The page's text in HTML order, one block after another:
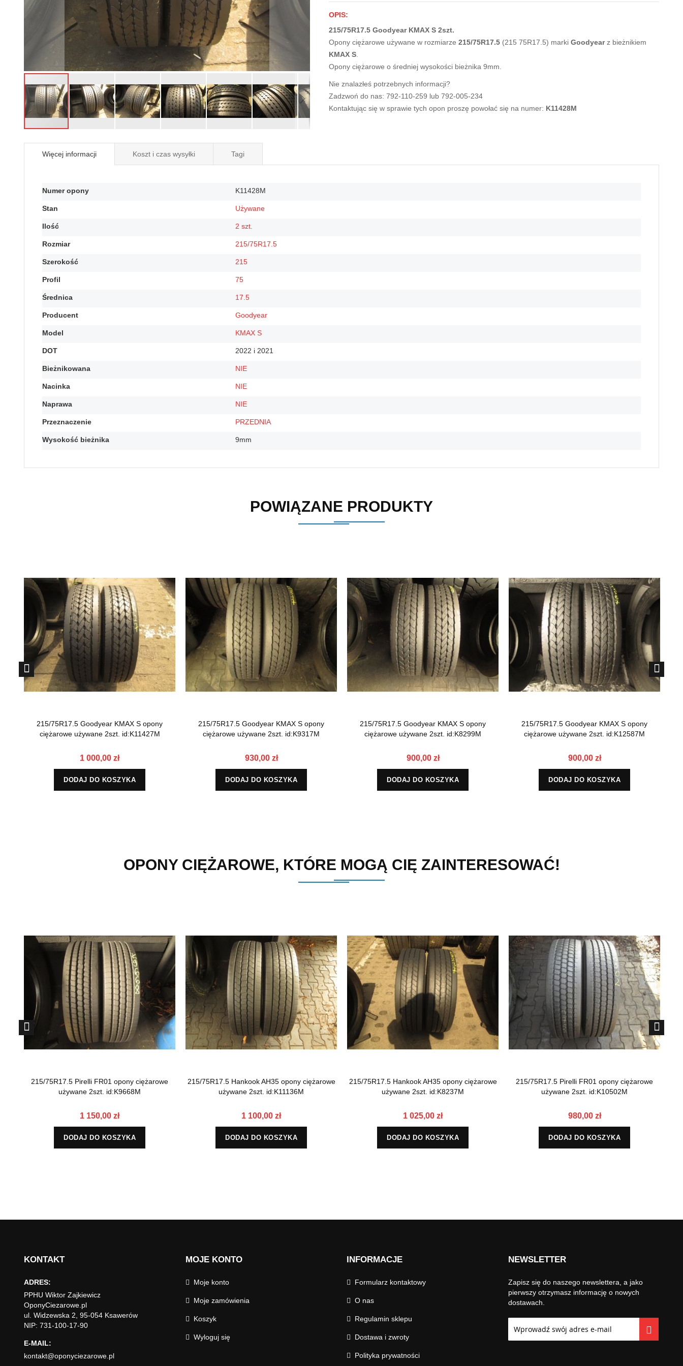
na
początek
OPIS:
215/75R17.5 Goodyear KMAX S 2szt.
Opony ciężarowe używane w rozmiarze 215/75R17.5 (215 75R17.5) marki Goodyearz bieżnikiem
KMAX S.
Opony ciężarowe o średniej wysokości bieżnika 9mm.
Nie znalazłeś potrzebnych informacji?
Zadzwoń do nas: 792-110-259 lub 792-005-234
Kontaktując się w sprawie tych opon proszę powołać się na numer: K11428M
Więcej informacji
Więcej
Numer opony K11428M
Stan Używane
Ilość 2 szt.
Rozmiar 215/75R17.5
Szerokość 215
Profil 75
Średnica 17.5
Producent Goodyear
Model KMAX S
DOT 2022 i 2021
Bieżnikowana NIE
Nacinka NIE
Naprawa NIE
Przeznaczenie PRZEDNIA
Wysokość bieżnika 9mm
Koszt i czas wysyłki Tagi
POWIĄZANE PRODUKTY
215/75R17.5 Goodyear KMAX S opony
ciężarowe używane 2szt. id:K11427M
1 000,00 zł
DODAJ DO KOSZYKA
215/75R17.5 Goodyear KMAX S opony
ciężarowe używane 2szt. id:K9317M
930,00 zł
DODAJ DO KOSZYKA
215/75R17.5 Goodyear KMAX S opony
ciężarowe używane 2szt. id:K8299M
900,00 zł
DODAJ DO KOSZYKA
215/75R17.5 Goodyear KMAX S opony
ciężarowe używane 2szt. id:K12587M
900,00 zł
DODAJ DO KOSZYKA
OPONY CIĘŻAROWE, KTÓRE MOGĄ CIĘ ZAINTERESOWAĆ!
215/75R17.5 Pirelli FR01 opony ciężarowe
używane 2szt. id:K9668M
1 150,00 zł
DODAJ DO KOSZYKA
215/75R17.5 Hankook AH35 opony ciężarowe
używane 2szt. id:K11136M
1 100,00 zł
DODAJ DO KOSZYKA
215/75R17.5 Hankook AH35 opony ciężarowe
używane 2szt. id:K8237M
1 025,00 zł
DODAJ DO KOSZYKA
215/75R17.5 Pirelli FR01 opony ciężarowe
używane 2szt. id:K10502M
980,00 zł
DODAJ DO KOSZYKA
KONTAKT
ADRES:
PPHU Wiktor Zajkiewicz
OponyCiezarowe.pl
ul. Widzewska 2, 95-054 Ksawerów
NIP: 731-100-17-90
E-MAIL:
kontakt@oponyciezarowe.pl
MOJE KONTO
Moje konto
Moje zamówienia
Koszyk
Wyloguj się
INFORMACJE
Formularz kontaktowy
O nas
Regulamin sklepu
Dostawa i zwroty
Polityka prywatności
NEWSLETTER
Zapisz się do naszego newslettera, a jako
pierwszy otrzymasz informację o nowych
dostawach.
nasz
newsletter: